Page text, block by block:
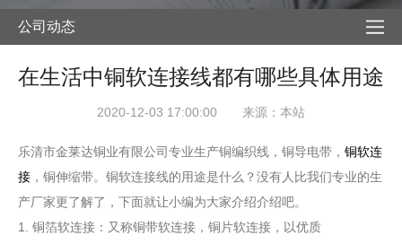
公司动态
在生活中铜软连接线都有哪些具体用途
2020-12-03 17:00:00 来源：本站
乐清市金莱达铜业有限公司专业生产铜编织线，铜导电带， 铜软连
接 ，铜伸缩带。铜软连接线的用途是什么？没有人比我们专业的生
产厂家更了解了，下面就让小编为大家介绍介绍吧。
1. 铜箔软连接：又称铜带软连接，铜片软连接，以优质